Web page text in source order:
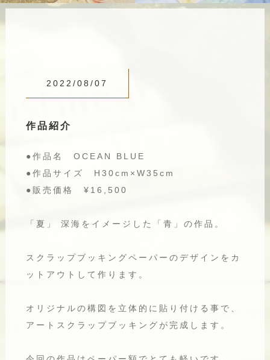
2022/08/07
作品紹介
●作品名 OCEAN BLUE
●作品サイズ H30cm×W35cm
●販売価格 ¥16,500
「夏」 深海をイメージした「青」の作品。
スクラップブッキングペーパーのデザインをカ
ットアウトして作ります。
オリジナルの構図を立体的に貼り付ける事で、
アートスクラップブッキングが完成します。